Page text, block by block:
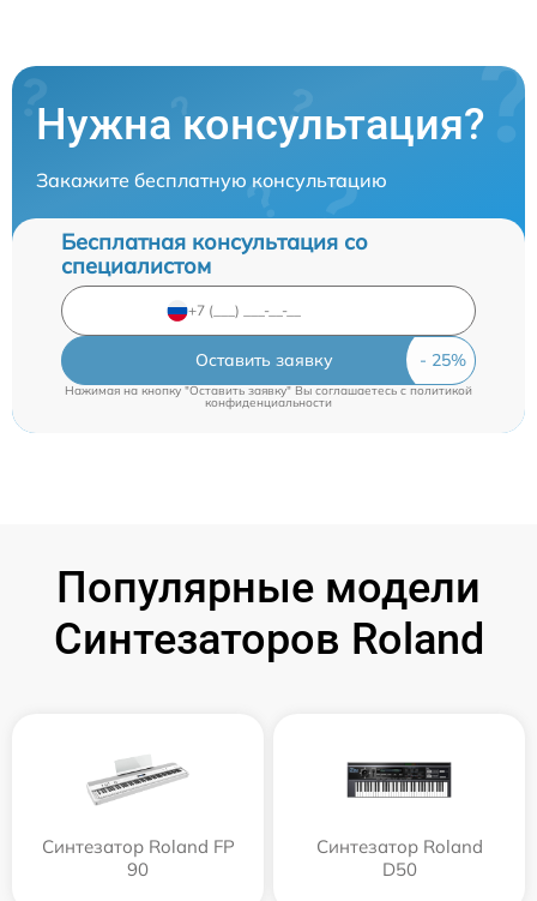
Нужна консультация?
Закажите бесплатную консультацию
Бесплатная консультация со
специалистом
Оставить заявку
Нажимая на кнопку "Оставить заявку" Вы соглашаетесь cполитикой
конфиденциальности
Популярные модели
Синтезаторов Roland
Синтезатор Roland FP
90
Синтезатор Roland
D50